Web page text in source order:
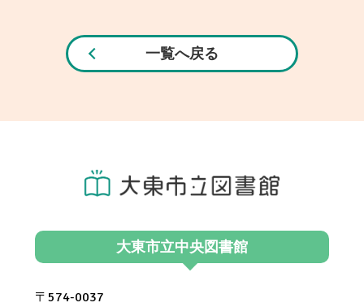
一覧へ戻る
大東市立中央図書館
〒574-0037